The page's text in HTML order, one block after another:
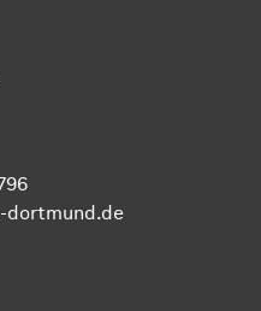
dortmund.de